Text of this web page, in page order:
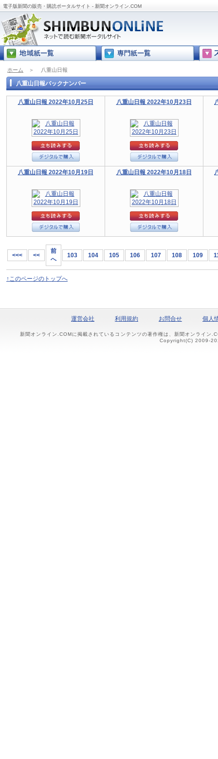
電子版新聞の販売・購読ポータルサイト - 新聞オンライン.COM
ホーム ＞ 八重山日報
八重山日報バックナンバー
八重山日報 2022年10月25日 八重山日報 2022年10月23日
八重山日報 2022年10月19日 八重山日報 2022年10月18日
<<< <<
前
へ
103 104 105 106 107 108 109
↑このページのトップへ
運営会社 利用規約 お問合せ 個人
新聞オンライン.COMに掲載されているコンテンツの著作権は、新聞オンライン
Copyright(C) 2009-